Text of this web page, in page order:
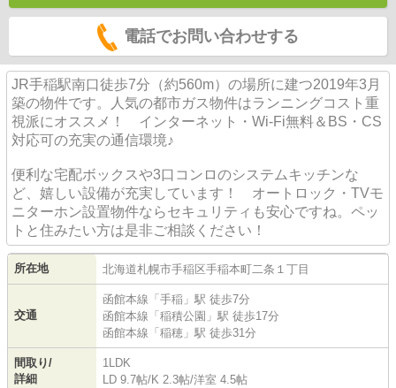
電話でお問い合わせする
JR手稲駅南口徒歩7分（約560m）の場所に建つ2019年3月
築の物件です。人気の都市ガス物件はランニングコスト重
視派にオススメ！ インターネット・Wi-Fi無料＆BS・CS
対応可の充実の通信環境♪
便利な宅配ボックスや3口コンロのシステムキッチンな
ど、嬉しい設備が充実しています！ オートロック・TVモ
ニターホン設置物件ならセキュリティも安心ですね。ペッ
トと住みたい方は是非ご相談ください！
所在地 北海道札幌市手稲区手稲本町二条 １丁目
交通
函館本線 「 手稲 」駅 徒歩7分
函館本線 「 稲積公園 」駅 徒歩17分
函館本線 「 稲穂 」駅 徒歩31分
間取り/
詳細
1LDK
LD 9.7帖/K 2.3帖/洋室 4.5帖